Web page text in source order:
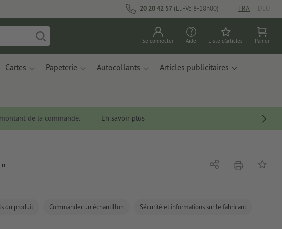
20 20 42 57 (Lu-Ve 8-18h00) FRA | DEU
Se connecter Aide Liste d'articles Panier
Cartes Papeterie Autocollants Articles publicitaires
de la commande. En savoir plus
du produit Commander un échantillon Sécurité et informations sur le fabricant
Partagerimprimer